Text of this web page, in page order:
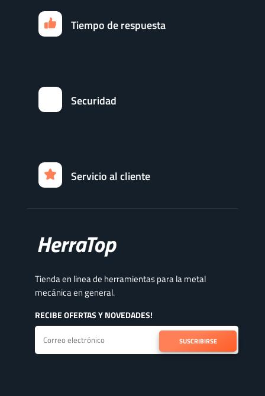
Tiempo de respuesta
Securidad
Servicio al cliente
Tienda en linea de herramientas para la metal
mecánica en general.
RECIBE OFERTAS Y NOVEDADES!
SUSCRIBIRSE